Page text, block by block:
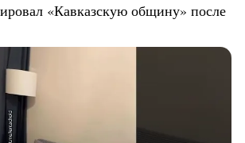
«Кавказскую общину» после